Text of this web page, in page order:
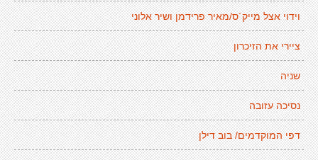
וידוי אצל מייק´ס/מאיר פרידמן ושיר אלוני
ציירי את הזיכרון
שניה
נסיכה עזובה
דפי המוקדמים/ בוב דילן